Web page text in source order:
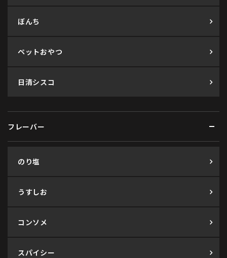
ぼんち
ペットおやつ
日清シスコ
フレーバー
のり塩
うすしお
コンソメ
スパイシー